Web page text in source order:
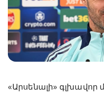
«Արսենալի» գլխավոր